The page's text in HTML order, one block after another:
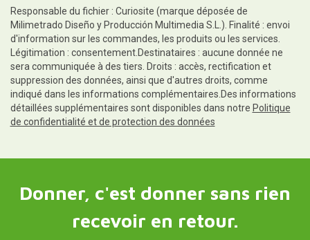
Responsable du fichier : Curiosite (marque déposée de
Milimetrado Diseño y Producción Multimedia S.L.). Finalité : envoi
d'information sur les commandes, les produits ou les services.
Légitimation : consentement.Destinataires : aucune donnée ne
sera communiquée à des tiers. Droits : accès, rectification et
suppression des données, ainsi que d'autres droits, comme
indiqué dans les informations complémentaires.Des informations
détaillées supplémentaires sont disponibles dans notre Politique
de confidentialité et de protection des données
Donner, c'est donner sans rien
recevoir en retour.